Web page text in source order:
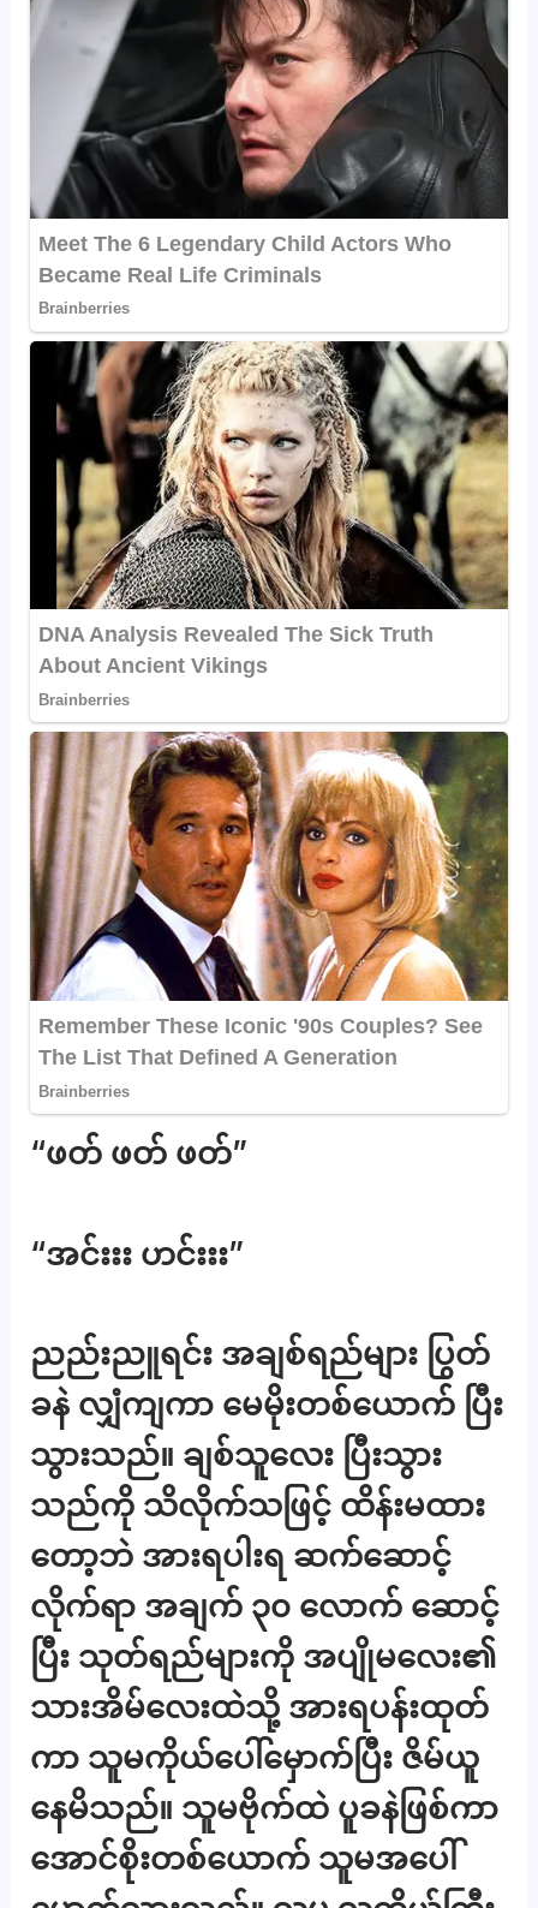
“ဖတ် ဖတ် ဖတ်”
“အင်းးး ဟင်းးး”
ညည်းညူရင်း အချစ်ရည်များ ပြွတ်
ခနဲ လျှံကျကာ မေမိုးတစ်ယောက် ပြီး
သွားသည်။ ချစ်သူလေး ပြီးသွား
သည်ကို သိလိုက်သဖြင့် ထိန်းမထား
တော့ဘဲ အားရပါးရ ဆက်ဆောင့်
လိုက်ရာ အချက် ၃၀ လောက် ဆောင့်
ပြီး သုတ်ရည်များကို အပျိုမလေး၏
သားအိမ်လေးထဲသို့ အားရပန်းထုတ်
ကာ သူမကိုယ်ပေါ်မှောက်ပြီး ဇိမ်ယူ
နေမိသည်။ သူမဗိုက်ထဲ ပူခနဲဖြစ်ကာ
အောင်စိုးတစ်ယောက် သူမအပေါ်